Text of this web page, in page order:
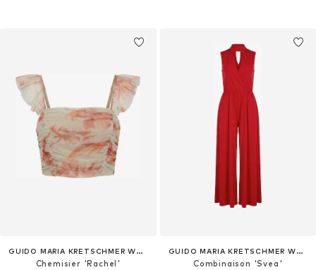
GUIDO MARIA KRETSCHMER WOMEN
Chemisier 'Rachel'
GUIDO MARIA KRETSCHMER WOMEN
Combinaison 'Svea'